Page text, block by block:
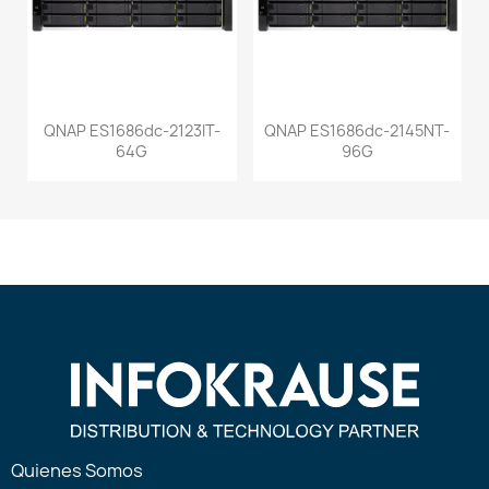
QNAP ES1686dc-2123IT-
64G
QNAP ES1686dc-2145NT-
96G
Quienes Somos